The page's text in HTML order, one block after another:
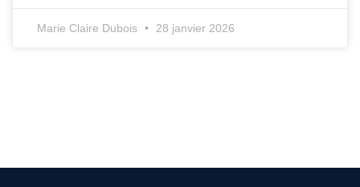
Marie Claire Dubois 28 janvier 2026